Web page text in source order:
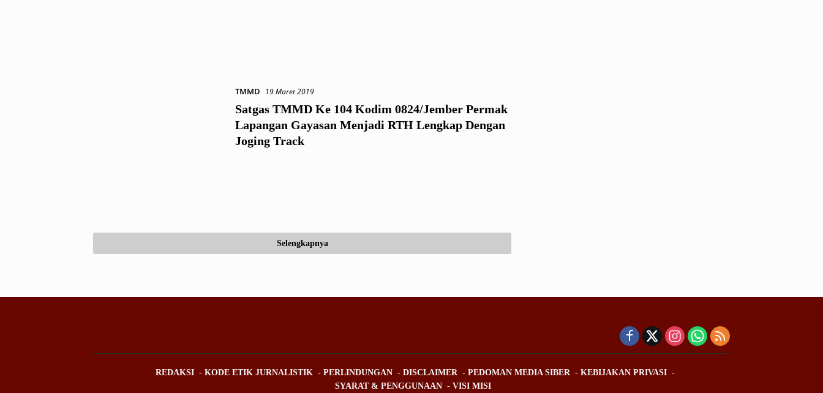
TMMD 19 Maret 2019
Satgas TMMD Ke 104 Kodim 0824/Jember Permak
Lapangan Gayasan Menjadi RTH Lengkap Dengan
Joging Track
Selengkapnya
REDAKSI KODE ETIK JURNALISTIK PERLINDUNGAN DISCLAIMER PEDOMAN MEDIA SIBER
KEBIJAKAN PRIVASI
SYARAT & PENGGUNAAN
VISI MISI